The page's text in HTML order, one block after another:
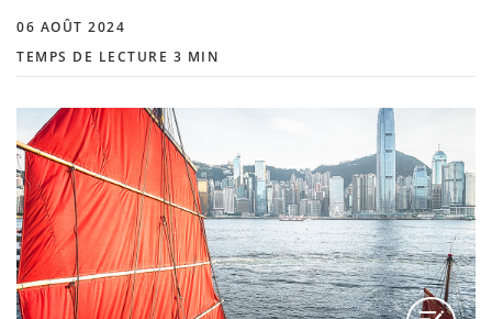
06 AOÛT 2024
TEMPS DE LECTURE 3 MIN